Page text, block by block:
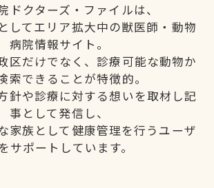
ドクターズ・ファイルは、
してエリア拡大中の獣医師・動物
病院情報サイト。
区だけでなく、診療可能な動物か
索できることが特徴的。
針や診療に対する想いを取材し記
事として発信し、
家族として健康管理を行うユーザ
サポートしています。